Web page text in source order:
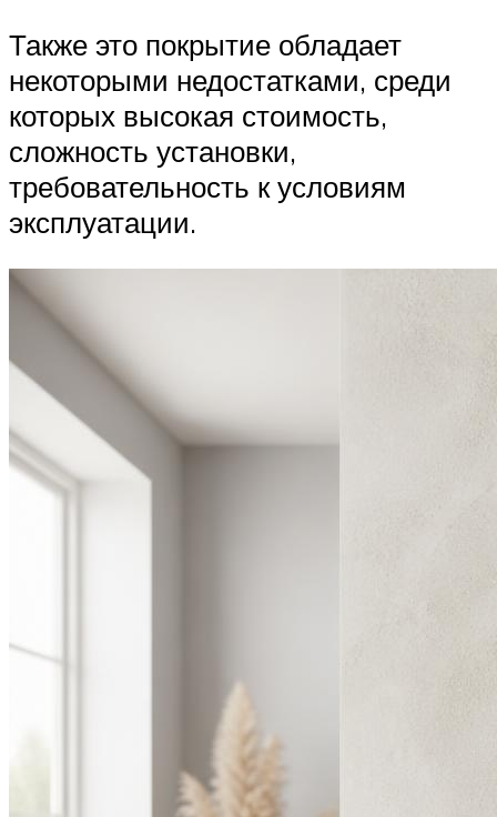
Также это покрытие обладает
некоторыми недостатками, среди
которых высокая стоимость,
сложность установки,
требовательность к условиям
эксплуатации.